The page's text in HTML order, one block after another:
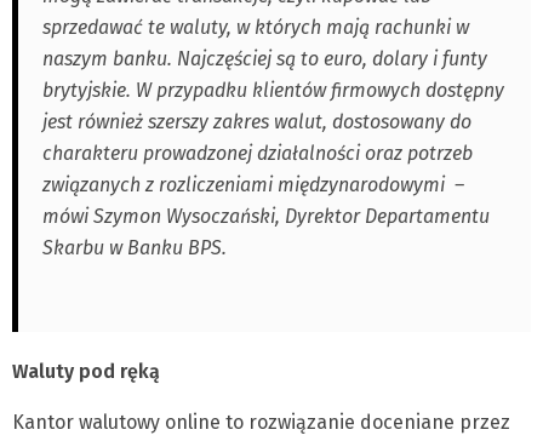
sprzedawać te waluty, w których mają rachunki w
naszym banku. Najczęściej są to euro, dolary i funty
brytyjskie. W przypadku klientów firmowych dostępny
jest również szerszy zakres walut, dostosowany do
charakteru prowadzonej działalności oraz potrzeb
związanych z rozliczeniami międzynarodowymi –
mówi Szymon Wysoczański, Dyrektor Departamentu
Skarbu w Banku BPS.
Waluty pod ręką
Kantor walutowy online to rozwiązanie doceniane przez